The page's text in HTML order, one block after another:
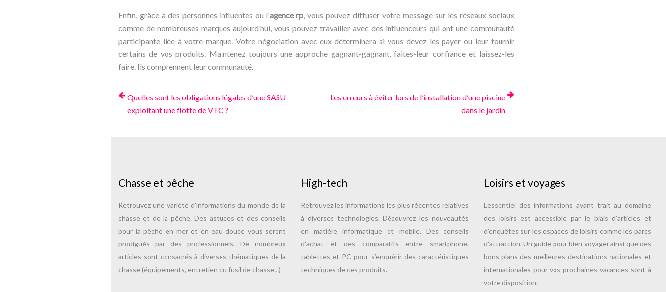
Enfin, grâce à des personnes influentes ou l’agence rp, vous pouvez diffuser votre message sur les réseaux sociaux
comme de nombreuses marques aujourd’hui, vous pouvez travailler avec des influenceurs qui ont une communauté
participante liée à votre marque. Votre négociation avec eux déterminera si vous devez les payer ou leur fournir
certains de vos produits. Maintenez toujours une approche gagnant-gagnant, faites-leur confiance et laissez-les
faire. Ils comprennent leur communauté.
Quelles sont les obligations légales d’une SASU
exploitant une flotte de VTC ?
Les erreurs à éviter lors de l’installation d’une piscine
dans le jardin
Chasse et pêche
Retrouvez une variété d’informations du monde de la
chasse et de la pêche. Des astuces et des conseils
pour la pêche en mer et en eau douce vous seront
prodigués par des professionnels. De nombreux
articles sont consacrés à diverses thématiques de la
chasse (équipements, entretien du fusil de chasse…)
High-tech
Retrouvez les informations les plus récentes relatives
à diverses technologies. Découvrez les nouveautés
en matière informatique et mobile. Des conseils
d’achat et des comparatifs entre smartphone,
tablettes et PC pour s’enquérir des caractéristiques
techniques de ces produits.
Loisirs et voyages
L’essentiel des informations ayant trait au domaine
des loisirs est accessible par le biais d’articles et
d’enquêtes sur les espaces de loisirs comme les parcs
d’attraction. Un guide pour bien voyager ainsi que des
bons plans des meilleures destinations nationales et
internationales pour vos prochaines vacances sont à
votre disposition.